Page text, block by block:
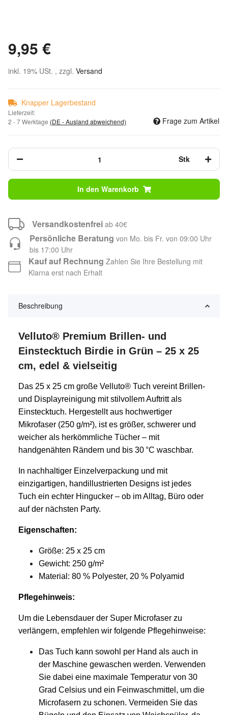
9,95 €
inkl. 19% USt. , zzgl. Versand
Knapper Lagerbestand
Lieferzeit:
2 - 7 Werktage (DE - Ausland abweichend) Frage zum Artikel
Stk
In den Warenkorb
Versandkostenfrei ab 40€
Persönliche Beratung von Mo. bis Fr. von 09:00 Uhr
bis 17:00 Uhr
Kauf auf Rechnung Zahlen Sie Ihre Bestellung mit
Klarna erst nach Erhalt
Beschreibung
Velluto® Premium Brillen- und
Einstecktuch Birdie in Grün – 25 x 25
cm, edel & vielseitig
Das 25 x 25 cm große Velluto® Tuch vereint Brillen-
und Displayreinigung mit stilvollem Auftritt als
Einstecktuch. Hergestellt aus hochwertiger
Mikrofaser (250 g/m²), ist es größer, schwerer und
weicher als herkömmliche Tücher – mit
handgenähten Rändern und bis 30 °C waschbar.
In nachhaltiger Einzelverpackung und mit
einzigartigen, handillustrierten Designs ist jedes
Tuch ein echter Hingucker – ob im Alltag, Büro oder
auf der nächsten Party.
Eigenschaften:
Größe: 25 x 25 cm
Gewicht: 250 g/m²
Material: 80 % Polyester, 20 % Polyamid
Pflegehinweis:
Um die Lebensdauer der Super Microfaser zu
verlängern, empfehlen wir folgende Pflegehinweise:
Das Tuch kann sowohl per Hand als auch in
der Maschine gewaschen werden. Verwenden
Sie dabei eine maximale Temperatur von 30
Grad Celsius und ein Feinwaschmittel, um die
Microfasern zu schonen. Vermeiden Sie das